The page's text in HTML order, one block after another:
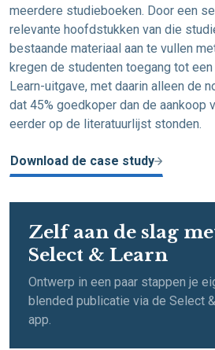
meerdere studieboeken. Door een
relevante hoofdstukken van die
bestaande materiaal aan te vullen
kregen de studenten toegang tot
Learn-uitgave, met daarin alleen de
dat 45% goedkoper dan de aankoop
eerder op de literatuurlijst stonden.
Download de case study
Zelf aan de slag
Select & Learn
Ontwerp in een paar stappen je
blended publicatie via de Select
app.